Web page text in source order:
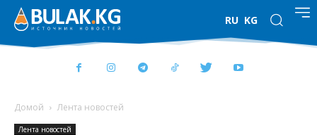
RU KG
Домой Лента новостей
Лента новостей